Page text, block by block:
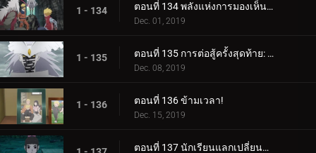
1 - 134 ตอนที่ 134 พลังแห่งการมองเห็นอนาคต
Dec. 01, 2019
1 - 135 ตอนที่ 135 การต่อสู้ครั้งสุดท้าย: อุราชิกิ
Dec. 08, 2019
1 - 136 ตอนที่ 136 ข้ามเวลา!
Dec. 15, 2019
ตอนที่ 137 นักเรียนแลกเปลี่ยนซามูไร